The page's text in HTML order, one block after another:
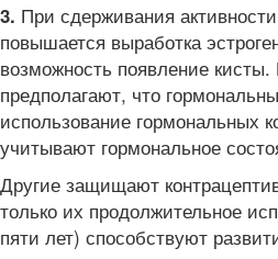
3. При сдерживания
повышается выработка
возможность появление
предполагают, что
использование гормональных
учитывают гормональное
Другие защищают
только их продолжительное
пяти лет) способствуют